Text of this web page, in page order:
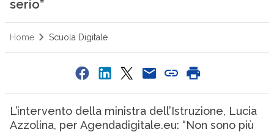
serio”
Home Scuola Digitale
L’intervento della ministra dell’Istruzione, Lucia
Azzolina, per Agendadigitale.eu: “Non sono più